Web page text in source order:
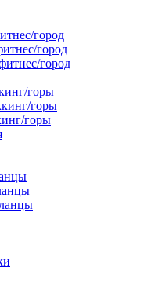
город
город
город
горы
горы
горы